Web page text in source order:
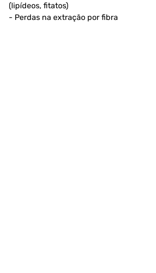
(lipídeos, fitatos)
- Perdas na extração por fibra